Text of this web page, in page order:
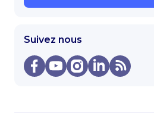
Suivez nous